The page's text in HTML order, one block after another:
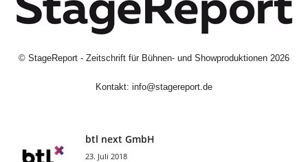
© StageReport - Zeitschrift für Bühnen- und Showproduktionen 2026
Kontakt: info@stagereport.de
btl next GmbH
23. Juli 2018